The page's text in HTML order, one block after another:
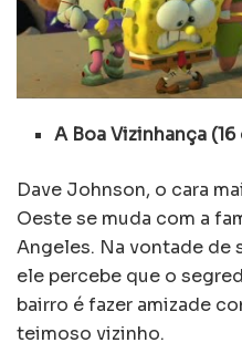
A Boa Vizinhança
Dave Johnson, o cara
Oeste se muda com a
Angeles. Na vontade de
ele percebe que o
bairro é fazer amizade
teimoso vizinho.